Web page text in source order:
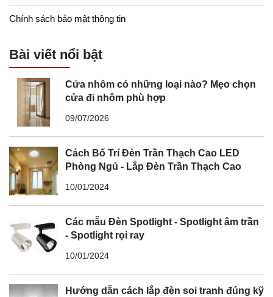
Chính sách bảo mật thông tin
Bài viết nổi bật
Cửa nhôm có những loại nào? Mẹo chọn
cửa đi nhôm phù hợp
09/07/2026
Cách Bố Trí Đèn Trần Thạch Cao LED
Phòng Ngủ - Lắp Đèn Trần Thạch Cao
10/01/2024
Các mẫu Đèn Spotlight - Spotlight âm trần
- Spotlight rọi ray
10/01/2024
Hướng dẫn cách lắp đèn soi tranh đúng kỹ